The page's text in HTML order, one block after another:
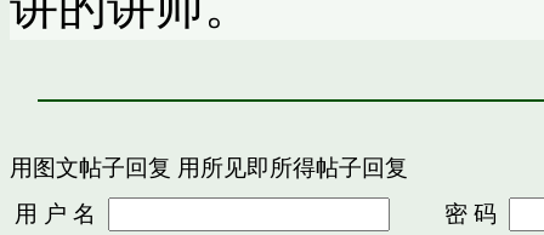
用图文帖子回复 用所见即所得帖子回复
用 户 名
密 码